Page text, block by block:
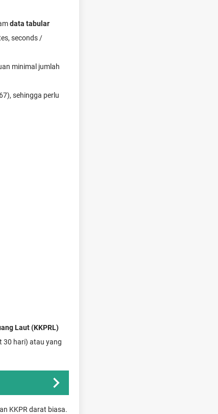
data tabular
seconds /
minimal jumlah
sehingga perlu
Laut (KKPRL)
30 hari) atau yang
KKPR darat biasa.